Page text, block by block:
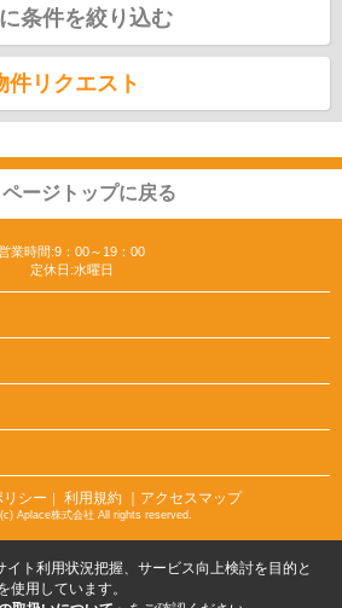
条件を絞り込む
件リクエスト
ページトップに戻る
業時間:9：00～19：00
定休日:水曜日
シー ｜ 利用規約 ｜アクセスマップ
Aplace株式会社 All rights reserved.
ト利用状況把握、サービス向上検討を目的と
使用しています。